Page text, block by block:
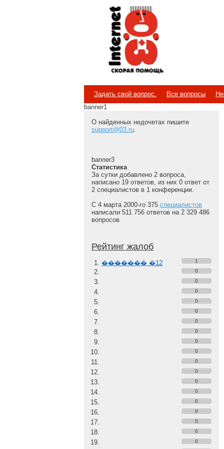
Internet
Скорая помощь
Задать свой вопрос. Все вопросы
banner1
О найденных недочетах пишите
support@03.ru.
banner3
Статистика
За сутки добавлено 2 вопроса,
написано 19 ответов, из них 0 ответ от
2 специалистов в 1 конференции.
С 4 марта 2000-го 375 специалистов
написали 511 756 ответов на 2 329 486
вопросов
Рейтинг жалоб
������� �12
1
0
0
0
0
0
0
0
0
0
0
0
0
0
0
0
0
0
0